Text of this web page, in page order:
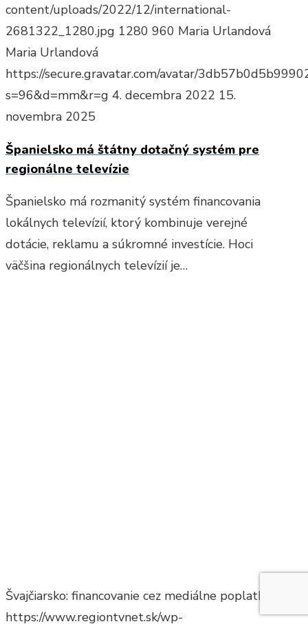
content/uploads/2022/12/international-
2681322_1280.jpg 1280 960 Maria Urlandová
Maria Urlandová
https://secure.gravatar.com/avatar/
s=96&d=mm&r=g 4. decembra 2022 15.
novembra 2025
Španielsko má štátny dotačný systém pre
regionálne televízie
Španielsko má rozmanitý systém financovania
lokálnych televízií, ktorý kombinuje verejné
dotácie, reklamu a súkromné investície. Hoci
väčšina regionálnych televízií je…
Švajčiarsko: financovanie cez mediálne poplatky
https://www.regiontvnet.sk/wp-